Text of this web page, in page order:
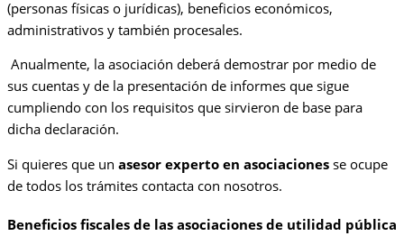
(personas físicas o jurídicas), beneficios económicos,
administrativos y también procesales.
Anualmente, la asociación deberá demostrar por medio de
sus cuentas y de la presentación de informes que sigue
cumpliendo con los requisitos que sirvieron de base para
dicha declaración.
Si quieres que un asesor experto en asociaciones se ocupe
de todos los trámites contacta con nosotros.
Beneficios fiscales de las asociaciones de utilidad pública